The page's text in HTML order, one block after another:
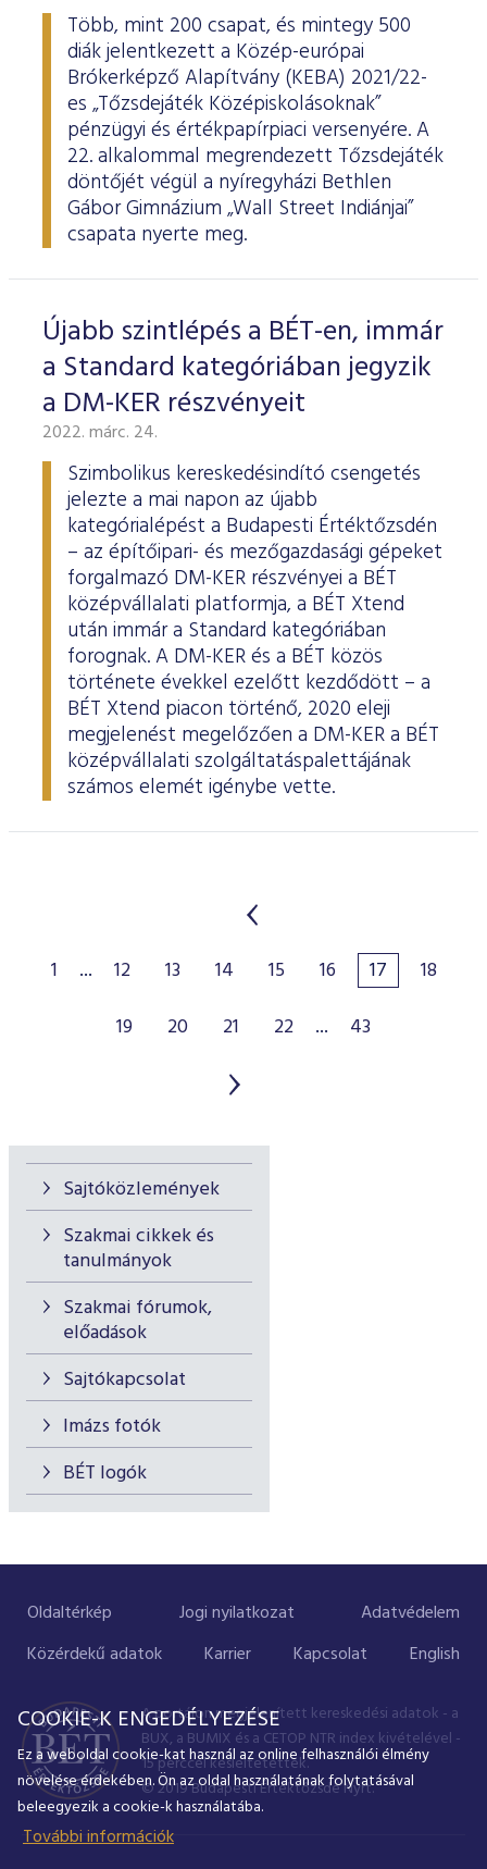
Sajtóközlemények
Szakmai cikkek és
tanulmányok
Szakmai fórumok,
előadások
Sajtókapcsolat
Imázs fotók
BÉT logók
Több, mint 200 csapat, és mintegy 500
diák jelentkezett a Közép-európai
Brókerképző Alapítvány (KEBA) 2021/22-
es „Tőzsdejáték Középiskolásoknak”
pénzügyi és értékpapírpiaci versenyére. A
22. alkalommal megrendezett Tőzsdejáték
döntőjét végül a nyíregyházi Bethlen
Gábor Gimnázium „Wall Street Indiánjai”
csapata nyerte meg.
Újabb szintlépés a BÉT-en, immár
a Standard kategóriában jegyzik
a DM-KER részvényeit
2022. márc. 24.
Szimbolikus kereskedésindító csengetés
jelezte a mai napon az újabb
kategórialépést a Budapesti Értéktőzsdén
– az építőipari- és mezőgazdasági gépeket
forgalmazó DM-KER részvényei a BÉT
középvállalati platformja, a BÉT Xtend
után immár a Standard kategóriában
forognak. A DM-KER és a BÉT közös
története évekkel ezelőtt kezdődött – a
BÉT Xtend piacon történő, 2020 eleji
megjelenést megelőzően a DM-KER a BÉT
középvállalati szolgáltatáspalettájának
számos elemét igénybe vette.
1 ... 12 13 14 15 16 17
18
19
20 21 22 ... 43
Oldaltérkép Jogi nyilatkozat
Adatvédelem
Közérdekű adatok
Karrier Kapcsolat English
A portálon megjelenített kereskedési adatok - a
BUX, a BUMIX és a CETOP NTR index kivételével -
15 perccel késleltetettek.
© 2019 Budapesti Értéktőzsde Nyrt.
COOKIE-K ENGEDÉLYEZÉSE
Ez a weboldal cookie-kat használ az online felhasználói élmény
növelése érdekében. Ön az oldal használatának folytatásával
beleegyezik a cookie-k használatába.
További információk